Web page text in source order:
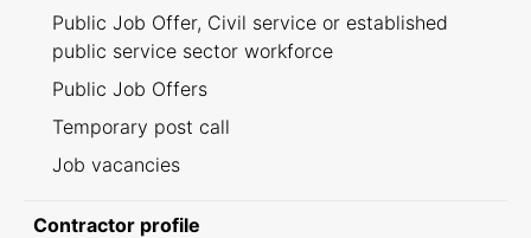
Public Job Offer, Civil service or established
public service sector workforce
Public Job Offers
Temporary post call
Job vacancies
Contractor profile